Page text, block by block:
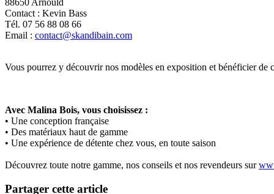
88650 Arnould
Contact : Kevin Bass
Tél. 07 56 88 08 66
Email : contact@skandibain.com
Vous pourrez y découvrir nos modèles en exposition et bénéficier de
Avec Malina Bois, vous choisissez :
• Une conception française
• Des matériaux haut de gamme
• Une expérience de détente chez vous, en toute saison
Découvrez toute notre gamme, nos conseils et nos revendeurs sur
Partager cette article